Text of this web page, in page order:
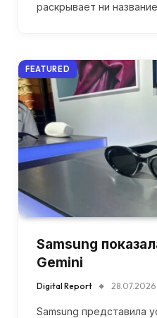
раскрывает ни
FEATURED
Samsung
Gemini
Digital Report 28.07.2026
Samsung представила